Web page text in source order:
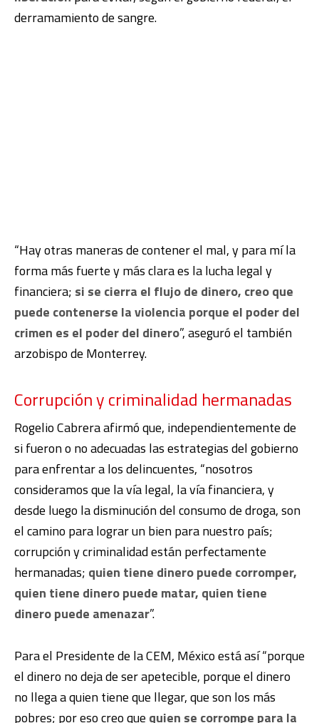
derramamiento de sangre.
“Hay otras maneras de contener el mal, y para mí la
forma más fuerte y más clara es la lucha legal y
financiera; si se cierra el flujo de dinero, creo que
puede contenerse la violencia porque el poder del
crimen es el poder del dinero”, aseguró el también
arzobispo de Monterrey.
Corrupción y criminalidad hermanadas
Rogelio Cabrera afirmó que, independientemente de
si fueron o no adecuadas las estrategias del gobierno
para enfrentar a los delincuentes, “nosotros
consideramos que la vía legal, la vía financiera, y
desde luego la disminución del consumo de droga, son
el camino para lograr un bien para nuestro país;
corrupción y criminalidad están perfectamente
hermanadas; quien tiene dinero puede corromper,
quien tiene dinero puede matar, quien tiene
dinero puede amenazar”.
Para el Presidente de la CEM, México está así “porque
el dinero no deja de ser apetecible, porque el dinero
no llega a quien tiene que llegar, que son los más
pobres; por eso creo que quien se corrompe para la